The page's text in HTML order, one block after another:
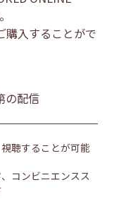
購入することがで
の配信
聴することが可能
コンビニエンスス